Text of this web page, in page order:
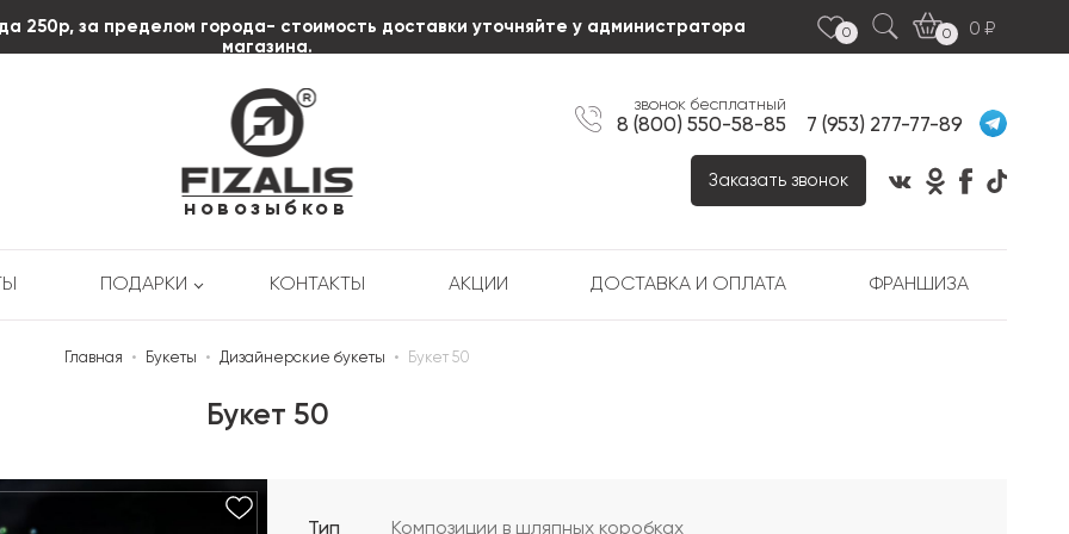
250р, за пределом города- стоимость доставки уточняйте у администратора
магазина.
0 0
0
новозыбков
8 (800) 550-58-85
звонок бесплатный
7 (953) 277-77-89
Заказать звонок
ПОДАРКИ КОНТАКТЫ АКЦИИ ДОСТАВКА И ОПЛАТА ФРАНШИЗА
Главная • Букеты • Дизайнерские букеты • Букет 50
Букет 50
Тип Композиции в шляпных коробках